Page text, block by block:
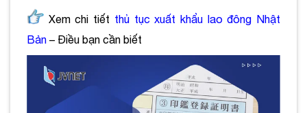
Xem chi tiết thủ tục xuất khẩu lao đông Nhật
Bản – Điều bạn cần biết